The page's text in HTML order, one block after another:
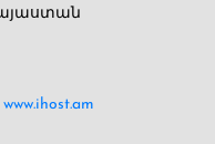
www.ihost.am